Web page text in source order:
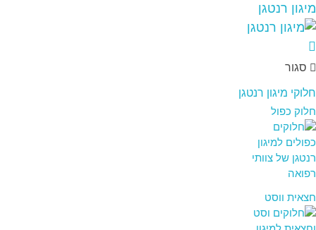
מיגון רנטגן
סגור
חלוקי מיגון רנטגן
חלוק כפול
חצאית ווסט